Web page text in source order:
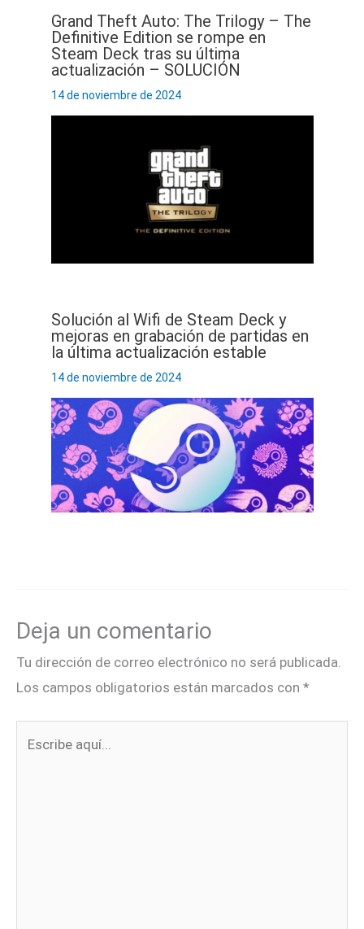
Grand Theft Auto: The Trilogy – The
Definitive Edition se rompe en
Steam Deck tras su última
actualización – SOLUCIÓN
14 de noviembre de 2024
Solución al Wifi de Steam Deck y
mejoras en grabación de partidas en
la última actualización estable
14 de noviembre de 2024
Deja un comentario
Tu dirección de correo electrónico no será publicada.
Los campos obligatorios están marcados con *